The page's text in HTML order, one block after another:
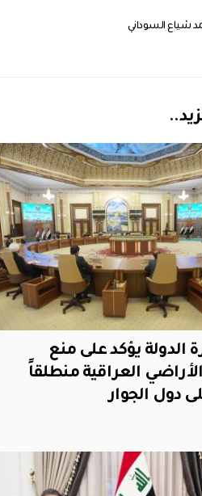
شياع السوداني
الدولة يؤكد على منع
العراقية منطلقاً
دول الجوار